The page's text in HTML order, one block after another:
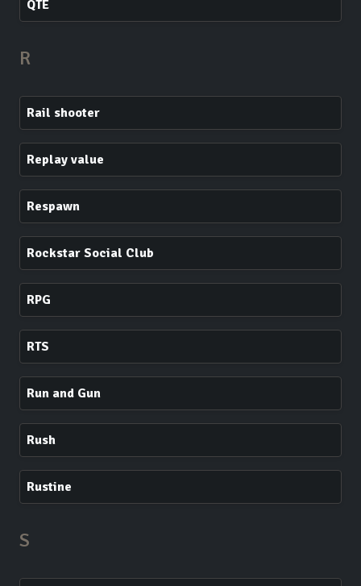
QTE
R
Rail shooter
Replay value
Respawn
Rockstar Social Club
RPG
RTS
Run and Gun
Rush
Rustine
S